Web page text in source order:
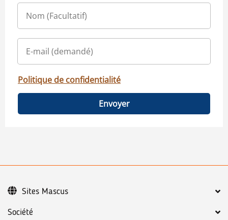
Politique de confidentialité
Envoyer
Société
Sites Mascus